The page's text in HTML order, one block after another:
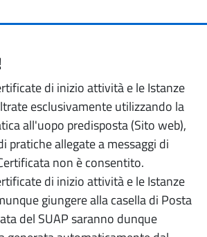
di inizio attività e le Istanze
esclusivamente utilizzando la
all'uopo predisposta (Sito web),
pratiche allegate a messaggi di
non è consentito.
di inizio attività e le Istanze
giungere alla casella di Posta
del SUAP saranno dunque